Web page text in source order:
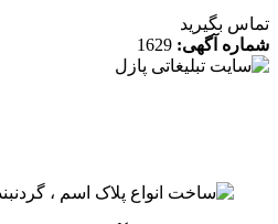
بگیرید
آگهی:1629